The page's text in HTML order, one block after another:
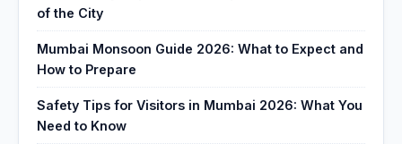
of the City
Mumbai Monsoon Guide 2026: What to Expect and
How to Prepare
Safety Tips for Visitors in Mumbai 2026: What You
Need to Know